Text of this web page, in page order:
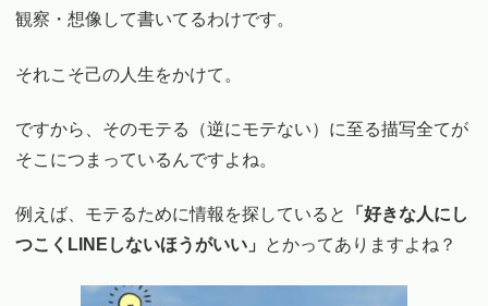
観察・想像して書いてるわけです。
それこそ己の人生をかけて。
ですから、そのモテる（逆にモテない）に至る描写全てが
そこにつまっているんですよね。
例えば、モテるために情報を探していると
「好きな人にし
つこくLINEしないほうがいい」
とかってありますよね？